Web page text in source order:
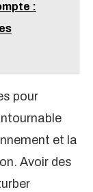
:
pour
et la
Avoir des